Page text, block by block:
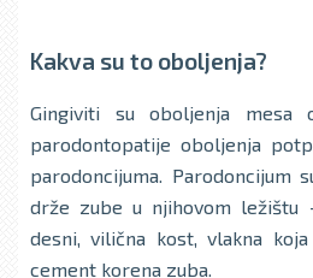
Kakva su to oboljenja?
Gingiviti su obolјenja
parodontopatije obolјenja
parodoncijuma. Parodoncijum
drže zube u njihovom ležištu
desni, vilična kost, vlakna
cement korena zuba.